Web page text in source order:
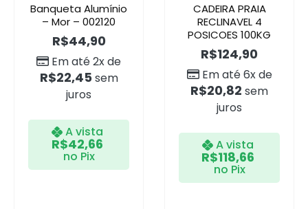
Banqueta Alumínio
– Mor – 002120
R$44,90
Em até 2x de
R$22,45 sem
juros
A vista
R$42,66
no Pix
CADEIRA PRAIA
RECLINAVEL 4
POSICOES 100KG
R$124,90
Em até 6x de
R$20,82 sem
juros
A vista
R$118,66
no Pix